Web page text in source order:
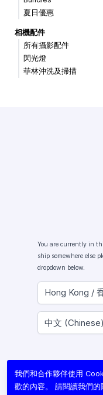
夏日優惠
相機配件
所有攝影配件
閃光燈
菲林沖洗及掃描
You are currently in
ship somewhere else
dropdown below.
我們和合作夥伴使用
歡的內容。 請閱讀我們的